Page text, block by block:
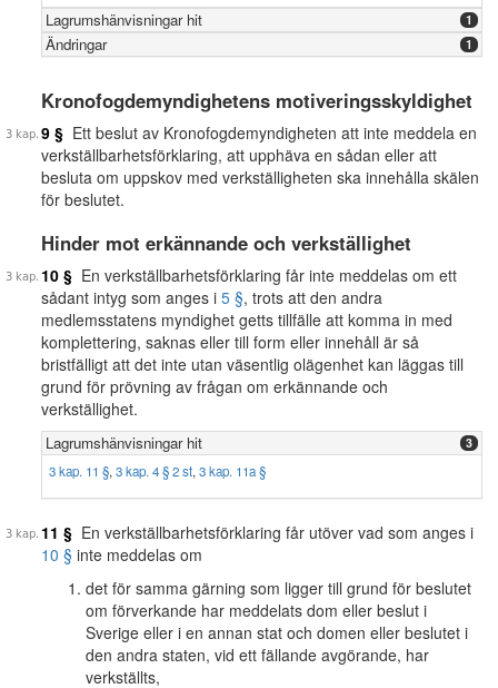
Lagrumshänvisningar hit 1
Ändringar 1
Kronofogdemyndighetens motiveringsskyldighet
9 § Ett beslut av Kronofogdemyndigheten att inte meddela en
verkställbarhetsförklaring, att upphäva en sådan eller att
besluta om uppskov med verkställigheten ska innehålla skälen
för beslutet.
Hinder mot erkännande och verkställighet
10 § En verkställbarhetsförklaring får inte meddelas om ett
sådant intyg som anges i 5 §, trots att den andra
medlemsstatens myndighet getts tillfälle att komma in med
komplettering, saknas eller till form eller innehåll är så
bristfälligt att det inte utan väsentlig olägenhet kan läggas till
grund för prövning av frågan om erkännande och
verkställighet.
Lagrumshänvisningar hit 3
3 kap. 11 §, 3 kap. 4 § 2 st, 3 kap. 11a §
11 § En verkställbarhetsförklaring får utöver vad som anges i
10 § inte meddelas om
det för samma gärning som ligger till grund för beslutet
om förverkande har meddelats dom eller beslut i
Sverige eller i en annan stat och domen eller beslutet i
den andra staten, vid ett fällande avgörande, har
verkställts,